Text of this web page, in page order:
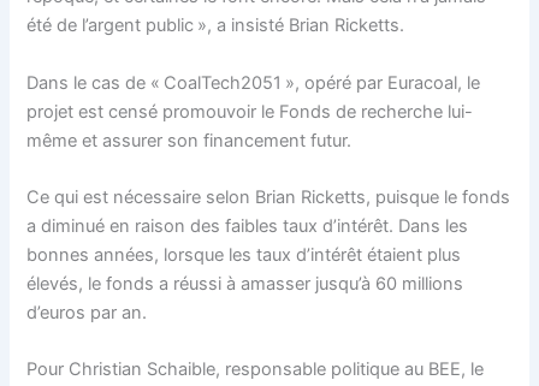
été de l’argent public », a insisté Brian Ricketts.
Dans le cas de « CoalTech2051 », opéré par Euracoal, le
projet est censé promouvoir le Fonds de recherche lui-
même et assurer son financement futur.
Ce qui est nécessaire selon Brian Ricketts, puisque le fonds
a diminué en raison des faibles taux d’intérêt. Dans les
bonnes années, lorsque les taux d’intérêt étaient plus
élevés, le fonds a réussi à amasser jusqu’à 60 millions
d’euros par an.
Pour Christian Schaible, responsable politique au BEE, le